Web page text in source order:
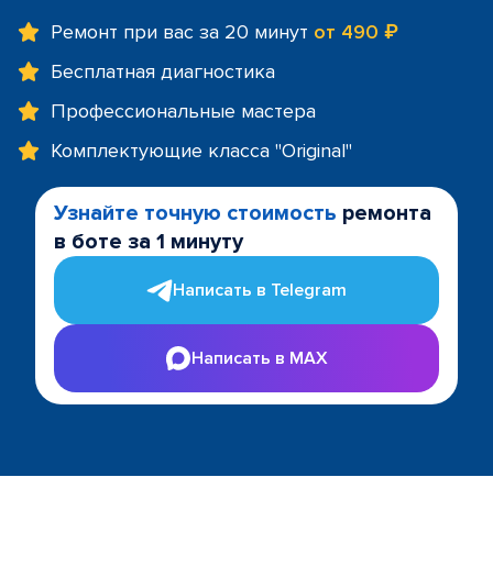
Ремонт при вас за 20 минут от 490 ₽
Бесплатная диагностика
Профессиональные мастера
Комплектующие класса "Original"
Узнайте точную стоимость ремонта
в боте за 1 минуту
Написать в Telegram
Написать в MAX